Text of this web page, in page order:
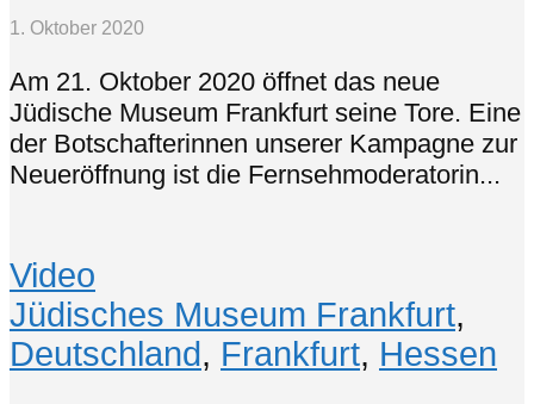
1. Oktober 2020
Am 21. Oktober 2020 öffnet das neue
Jüdische Museum Frankfurt seine Tore. Eine
der Botschafterinnen unserer Kampagne zur
Neueröffnung ist die Fernsehmoderatorin...
Video
Jüdisches Museum Frankfurt,
Deutschland, Frankfurt, Hessen